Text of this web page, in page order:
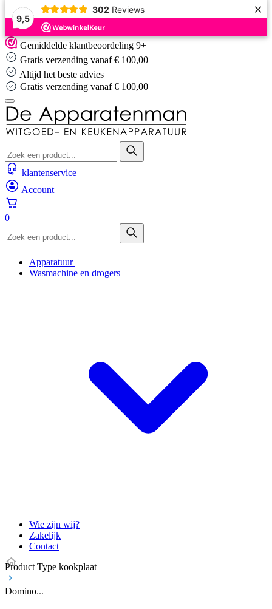
9,5
302 Reviews ×
Skip
to
content
Gemiddelde klantbeoordeling 9+
Gratis verzending vanaf € 100,00
Altijd het beste advies
Gratis verzending vanaf € 100,00
klantenservice
Account
0
Apparatuur
Wasmachine en drogers
Wie zijn wij?
Zakelijk
Contact
Product Type kookplaat
Domino